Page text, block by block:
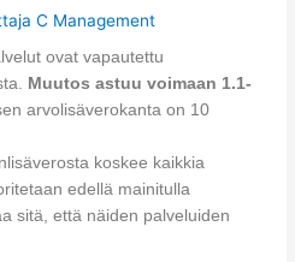
C Management
ovat vapautettu
Muutos astuu voimaan 1.1-
arvolisäverokanta on 10
koskee kaikkia
edellä mainitulla
sitä, että näiden palveluiden